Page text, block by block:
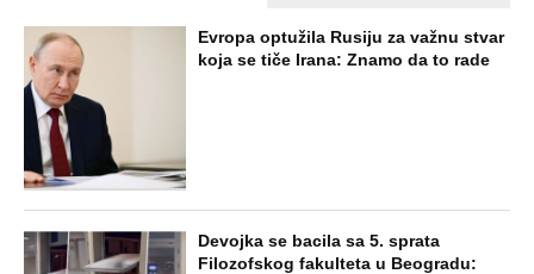
Evropa optužila Rusiju za važnu stvar
koja se tiče Irana: Znamo da to rade
Devojka se bacila sa 5. sprata
Filozofskog fakulteta u Beogradu: